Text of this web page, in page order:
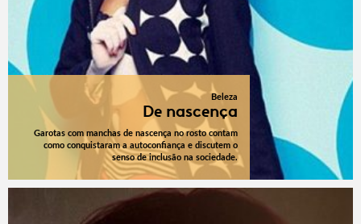
Beleza
De nascença
Garotas com manchas de nascença no rosto contam
como conquistaram a autoconfiança e discutem o
senso de inclusão na sociedade.